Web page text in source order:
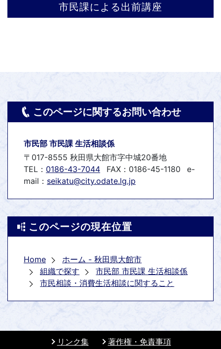
市民課による出前講座
このページに関するお問い合わせ
市民部 市民課 生活相談係
〒017-8555 秋田県大館市字中城20番地
TEL： 0186-43-7044 FAX：0186-45-1180
e-
mail： seikatu@city.odate.lg.jp
このページの現在位置
Home
ホーム - 秋田県大館市
組織で探す
市民部 市民課 生活相談係
市民相談・消費生活相談に関すること
リンク集 著作権・免責事項